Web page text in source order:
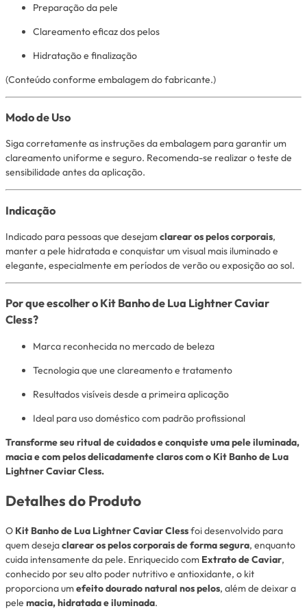
Preparação da pele
Clareamento eficaz dos pelos
Hidratação e finalização
(Conteúdo conforme embalagem do fabricante.)
Modo de Uso
Siga corretamente as instruções da embalagem para garantir um
clareamento uniforme e seguro. Recomenda-se realizar o teste de
sensibilidade antes da aplicação.
Indicação
Indicado para pessoas que desejamclarear os pelos corporais,
manter a pele hidratada e conquistar um visual mais iluminado e
elegante, especialmente em períodos de verão ou exposição ao sol.
Por que escolher o Kit Banho de Lua Lightner Caviar
Cless?
Marca reconhecida no mercado de beleza
Tecnologia que une clareamento e tratamento
Resultados visíveis desde a primeira aplicação
Ideal para uso doméstico com padrão profissional
Transforme seu ritual de cuidados e conquiste uma pele iluminada,
macia e com pelos delicadamente claros com o Kit Banho de Lua
Lightner Caviar Cless.
Detalhes do Produto
O Kit Banho de Lua Lightner Caviar Clessfoi desenvolvido para
quem desejaclarear os pelos corporais de forma segura, enquanto
cuida intensamente da pele. Enriquecido com Extrato de Caviar,
conhecido por seu alto poder nutritivo e antioxidante, o kit
proporciona umefeito dourado natural nos pelos, além de deixar a
pele macia, hidratada e iluminada.